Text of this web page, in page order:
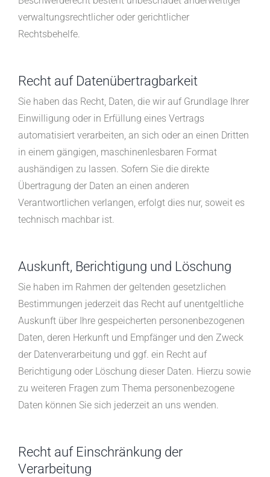
verwaltungsrechtlicher oder gerichtlicher
Rechtsbehelfe.
Recht auf Daten­übertrag­barkeit
Sie haben das Recht, Daten, die wir auf Grundlage Ihrer
Einwilligung oder in Erfüllung eines Vertrags
automatisiert verarbeiten, an sich oder an einen Dritten
in einem gängigen, maschinenlesbaren Format
aushändigen zu lassen. Sofern Sie die direkte
Übertragung der Daten an einen anderen
Verantwortlichen verlangen, erfolgt dies nur, soweit es
technisch machbar ist.
Auskunft, Berichtigung und Löschung
Sie haben im Rahmen der geltenden gesetzlichen
Bestimmungen jederzeit das Recht auf unentgeltliche
Auskunft über Ihre gespeicherten personenbezogenen
Daten, deren Herkunft und Empfänger und den Zweck
der Datenverarbeitung und ggf. ein Recht auf
Berichtigung oder Löschung dieser Daten. Hierzu sowie
zu weiteren Fragen zum Thema personenbezogene
Daten können Sie sich jederzeit an uns wenden.
Recht auf Einschränkung der
Verarbeitung